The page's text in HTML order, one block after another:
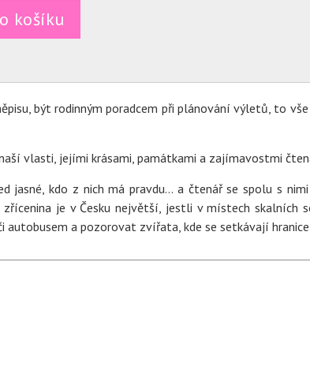
košíku
být rodinným poradcem při plánování výletů, to
vlasti, jejími krásami, památkami a zajímavostmi
jasné, kdo z nich má pravdu… a čtenář se spolu s
je v Česku největší, jestli v místech skalních
a pozorovat zvířata, kde se setkávají hranice